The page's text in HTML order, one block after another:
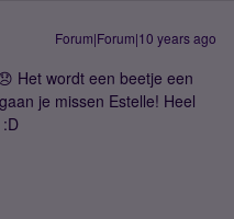
Forum|Forum|10 years ago
Het wordt een beetje een
je missen Estelle! Heel